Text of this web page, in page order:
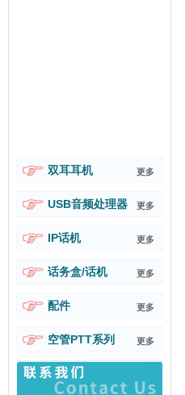
双耳耳机 更多
USB音频处理器 更多
IP话机 更多
话务盒/话机 更多
配件 更多
空管PTT系列 更多